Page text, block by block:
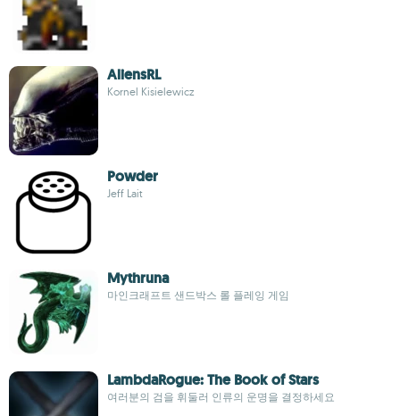
AliensRL
Kornel Kisielewicz
Powder
Jeff Lait
Mythruna
마인크래프트 샌드박스 롤 플레잉 게임
LambdaRogue: The Book of Stars
여러분의 검을 휘둘러 인류의 운명을 결정하세요